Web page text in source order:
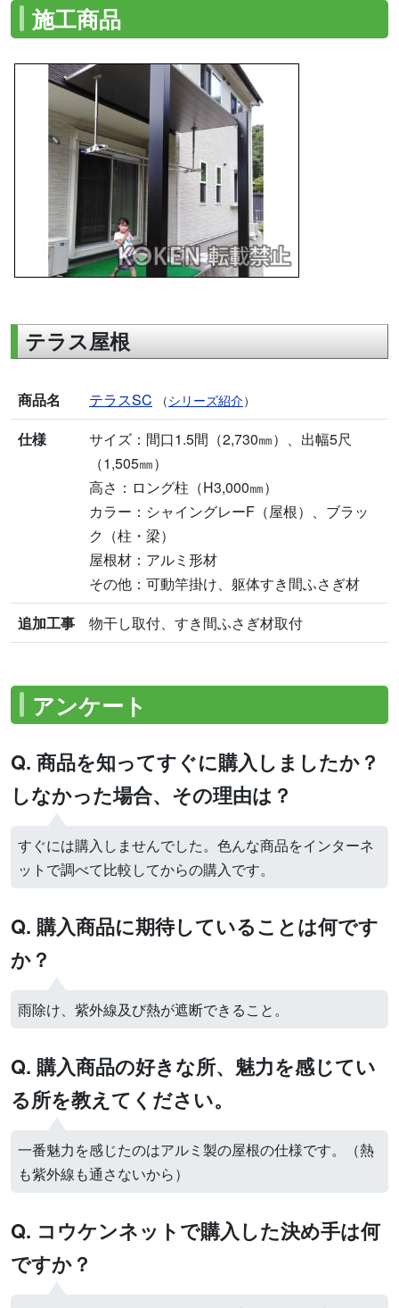
施工商品
テラス屋根
商品名 テラスSC （シリーズ紹介）
仕様
サイズ：間口1.5間（2,730㎜）、出幅5尺
（1,505㎜）
高さ：ロング柱（H3,000㎜）
カラー：シャイングレーF（屋根）、ブラッ
ク（柱・梁）
屋根材：アルミ形材
その他：可動竿掛け、躯体すき間ふさぎ材
追加工事
物干し取付、すき間ふさぎ材取付
アンケート
Q. 商品を知ってすぐに購入しましたか？
しなかった場合、その理由は？
すぐには購入しませんでした。色んな商品をインターネ
ットで調べて比較してからの購入です。
Q. 購入商品に期待していることは何です
か？
雨除け、紫外線及び熱が遮断できること。
Q. 購入商品の好きな所、魅力を感じてい
る所を教えてください。
一番魅力を感じたのはアルミ製の屋根の仕様です。（熱
も紫外線も通さないから）
Q. コウケンネットで購入した決め手は何
ですか？